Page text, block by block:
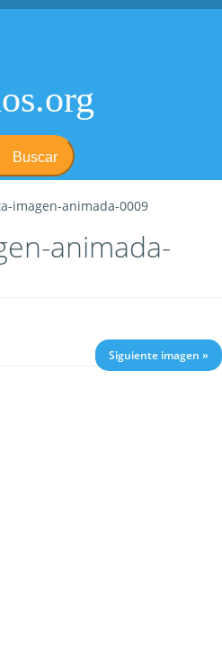
Buscar
imagen-animada-0009
animada-
Siguiente imagen »